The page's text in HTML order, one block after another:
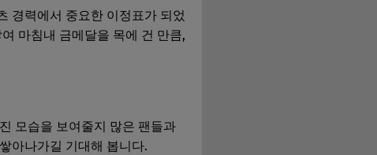
경력에서 중요한 이정표가 되었
마침내 금메달을 목에 건 만큼,
모습을 보여줄지 많은 팬들과
아나가길 기대해 봅니다.